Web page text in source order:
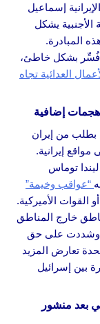
إسماعيل
الأجنبية يشكل
المبادرة.
فُسِّر بشكل خاطئ،
العدائية تجاه
إضافية
بطلب من إيران
مواقع إيرانية.
توماس
“عواقب وخيمة”
الأميركية.
خارج المناطق
على حق
تعارض المزيد
بين إسرائيل
بعد منشور